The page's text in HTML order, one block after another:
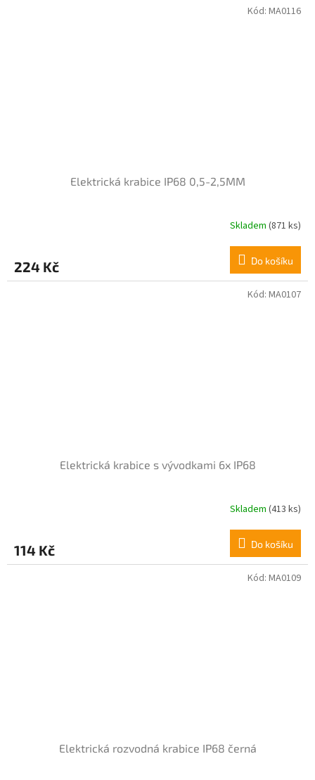
Elektrická krabice IP68 0,5-2,5MM
je
4,0
Skladem(871 ks)
224 Kč Do košíku
Kód: MA0116
Elektrická krabice s vývodkami 6x IP68
je
5,0
Skladem(413 ks)
114 Kč Do košíku
Kód: MA0107
Elektrická rozvodná krabice IP68 černá
Kód: MA0109